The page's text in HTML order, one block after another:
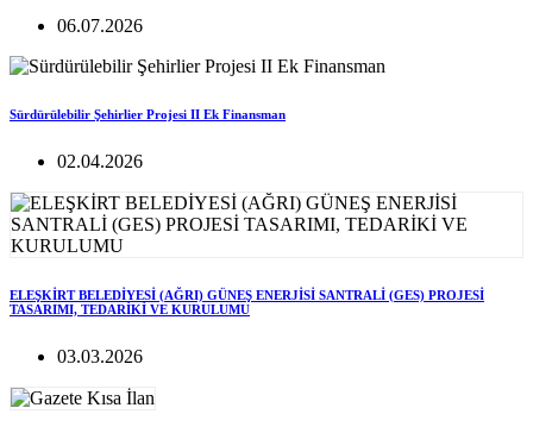
06.07.2026
Sürdürülebilir Şehirlier Projesi II Ek Finansman
02.04.2026
ELEŞKİRT BELEDİYESİ (AĞRI) GÜNEŞ ENERJİSİ SANTRALİ (GES) PROJESİ
TASARIMI, TEDARİKİ VE KURULUMU
03.03.2026